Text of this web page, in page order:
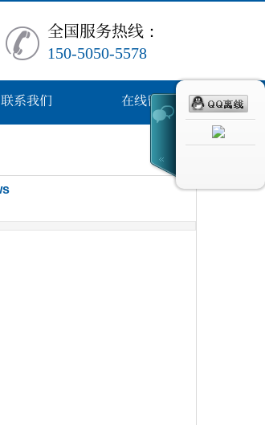
全国服务热线 ：
150-5050-5578
联系我们 在线留言